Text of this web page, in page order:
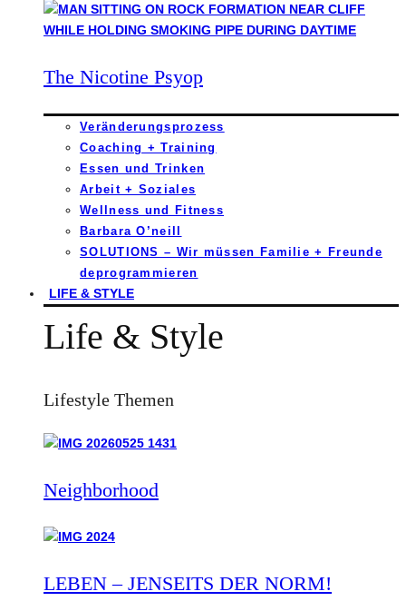
The Nicotine Psyop
Veränderungsprozess
Coaching + Training
Essen und Trinken
Arbeit + Soziales
Wellness und Fitness
Barbara O’neill
SOLUTIONS – Wir müssen Familie + Freunde
deprogrammieren
LIFE & STYLE
Life & Style
Lifestyle Themen
Neighborhood
LEBEN – JENSEITS DER NORM!